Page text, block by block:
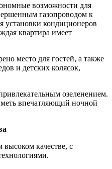
возможности для
газопроводом к
установки кондиционеров
квартира имеет
место для гостей, а также
и детских колясок,
озеленением.
впечатляющий ночной
качестве, с